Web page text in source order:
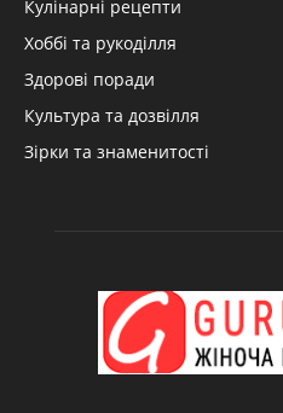
Кулінарні рецепти
Хоббі та рукоділля
Здорові поради
Культура та дозвілля
Зірки та знаменитості